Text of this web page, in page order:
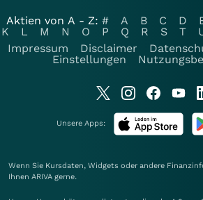
Aktien von A - Z: # A B C D
K
L M N O P Q R S T
Impressum
Disclaimer
Einstellungen
Unsere Apps:
Wenn Sie Kursdaten, Widgets oder andere
Ihnen ARIVA gerne.